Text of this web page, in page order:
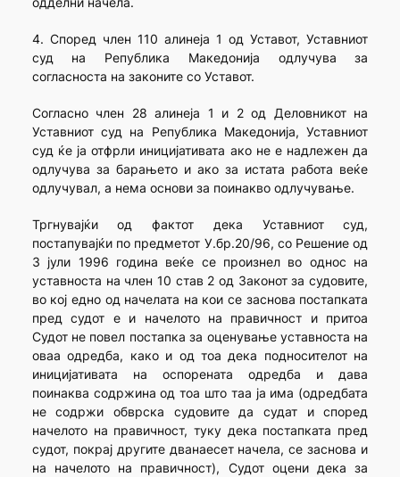
4. Според член 110 алинеја 1 од Уставот, Уставниот
суд на Република Македонија одлучува за
согласноста на законите со Уставот.
Согласно член 28 алинеја 1 и 2 од Деловникот на
Уставниот суд на Република Македонија, Уставниот
суд ќе ја отфрли иницијативата ако не е надлежен да
одлучува за барањето и ако за истата работа веќе
одлучувал, а нема основи за поинакво одлучување.
Тргнувајќи од фактот дека Уставниот суд,
постапувајќи по предметот У.бр.20/96, со Решение од
3 јули 1996 година веќе се произнел во однос на
уставноста на член 10 став 2 од Законот за судовите,
во кој едно од начелата на кои се заснова постапката
пред судот е и начелото на правичност и притоа
Судот не повел постапка за оценување уставноста на
оваа одредба, како и од тоа дека подносителот на
иницијативата на оспорената одредба и дава
поинаква содржина од тоа што таа ја има (одредбата
не содржи обврска судовите да судат и според
начелото на правичност, туку дека постапката пред
судот, покрај другите дванаесет начела, се заснова и
на начелото на правичност), Судот оцени дека за